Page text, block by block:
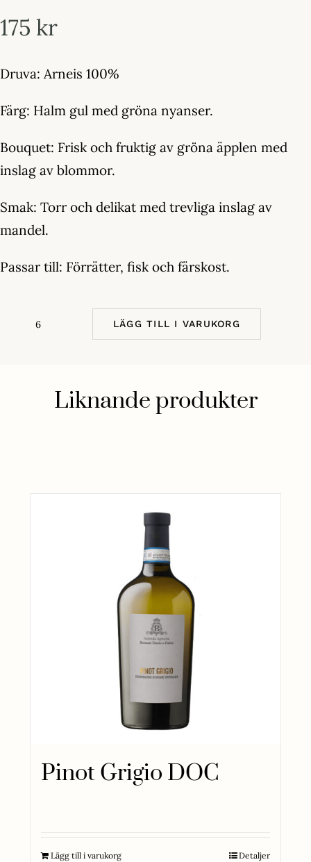
175 kr
Druva: Arneis 100%
Färg: Halm gul med gröna nyanser.
Bouquet: Frisk och fruktig av gröna äpplen med
inslag av blommor.
Smak: Torr och delikat med trevliga inslag av
mandel.
Passar till: Förrätter, fisk och färskost.
Roero
mängd
LÄGG TILL I VARUKORG
Liknande produkter
Pinot Grigio DOC
Lägg till i varukorg Detaljer